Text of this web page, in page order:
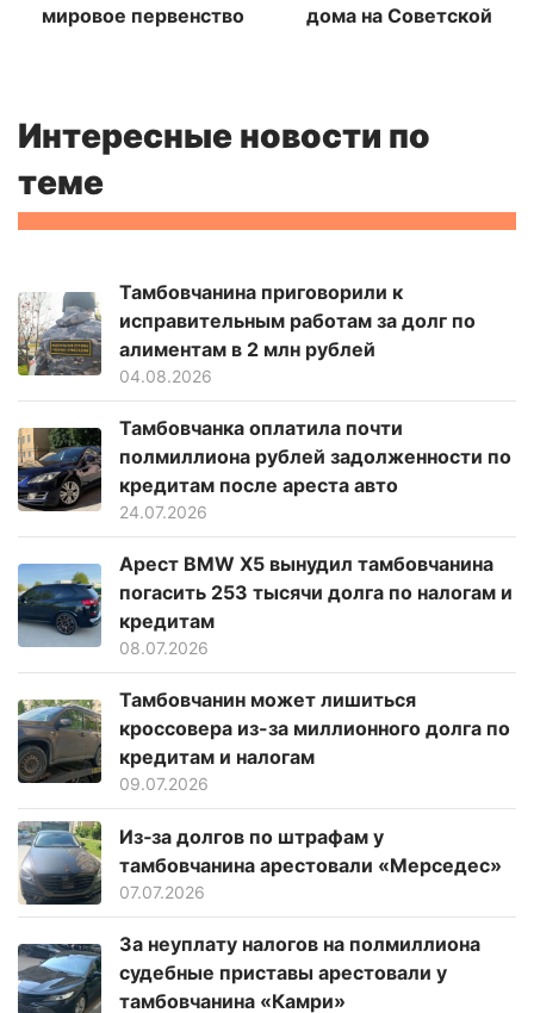
мировое первенство дома на Советской
Интересные новости по
теме
Тамбовчанина приговорили к
исправительным работам за долг по
алиментам в 2 млн рублей
04.08.2026
Тамбовчанка оплатила почти
полмиллиона рублей задолженности по
кредитам после ареста авто
24.07.2026
Арест BMW X5 вынудил тамбовчанина
погасить 253 тысячи долга по налогам и
кредитам
08.07.2026
Тамбовчанин может лишиться
кроссовера из-за миллионного долга по
кредитам и налогам
09.07.2026
Из‑за долгов по штрафам у
тамбовчанина арестовали «Мерседес»
07.07.2026
За неуплату налогов на полмиллиона
судебные приставы арестовали у
тамбовчанина «Камри»